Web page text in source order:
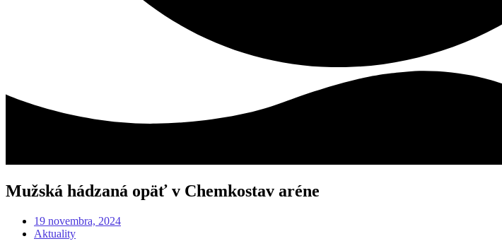
Mužská hádzaná opäť v Chemkostav aréne
19 novembra, 2024
Aktuality